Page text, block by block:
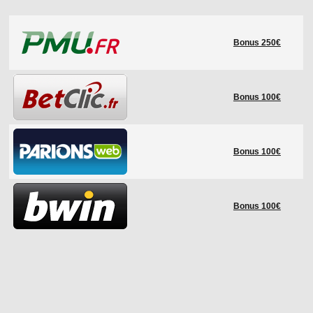
LES STADES
HISTORIQUE
COUPE DES CONFÉDÉRATIONS
Bonus 250€
Bonus 100€
Bonus 100€
Bonus 100€